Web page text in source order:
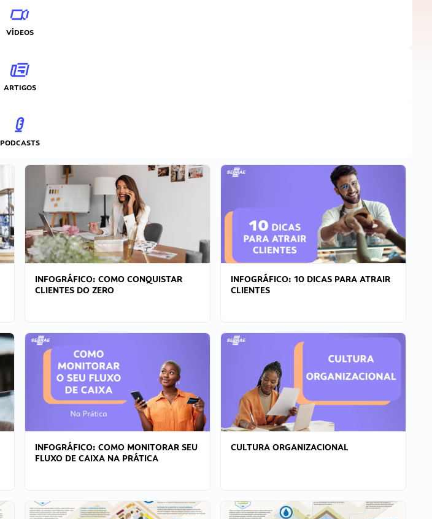
VÍDEOS
ARTIGOS
PODCASTS
INFOGRÁFICO: COMO CONQUISTAR
CLIENTES DO ZERO
INFOGRÁFICO: 10 DICAS PARA ATRAIR
CLIENTES
INFOGRÁFICO: COMO MONITORAR SEU
FLUXO DE CAIXA NA PRÁTICA
CULTURA ORGANIZACIONAL